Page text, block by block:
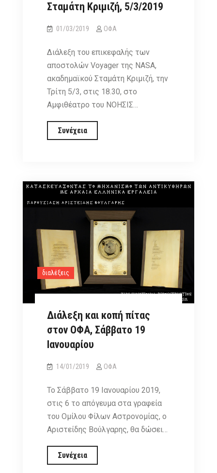
Σταμάτη Κριμιζή, 5/3/2019
01/03/2019 ΟΦΑ
Διάλεξη του επικεφαλής των
αποστολών Voyager της NASA,
ακαδημαϊκού Σταμάτη Κριμιζή, την
Τρίτη 5/3, στις 18.30, στο
Αμφιθέατρο του ΝΟΗΣΙΣ…
ΣυνέχειαΔιάλεξη
Κριμιζή,
5/3/2019
διαλέξεις
Διάλεξη και κοπή πίτας
στον ΟΦΑ, Σάββατο 19
Ιανουαρίου
14/01/2019 ΟΦΑ
Το Σάββατο 19 Ιανουαρίου 2019,
στις 6 το απόγευμα στα γραφεία
του Ομίλου Φίλων Αστρονομίας, ο
Αριστείδης Βούλγαρης, θα δώσει…
ΣυνέχειαΔιάλεξη
και